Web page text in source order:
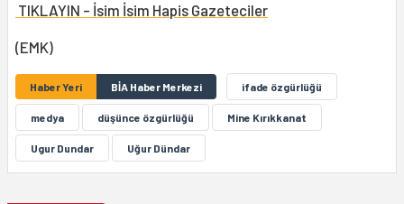
TIKLAYIN - İsim İsim Hapis Gazeteciler
(EMK)
Haber Yeri BİA Haber Merkezi ifade özgürlüğü
medya düşünce özgürlüğü Mine Kırıkkanat
Ugur Dundar Uğur Dündar